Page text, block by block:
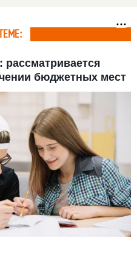
бюджетных мест